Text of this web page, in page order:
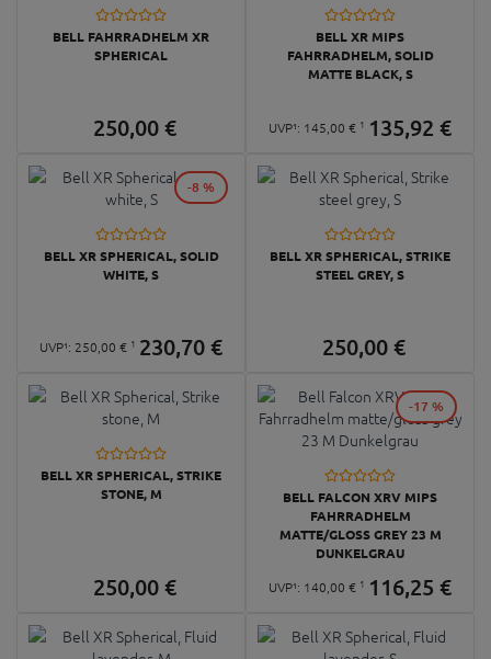
BELL FAHRRADHELM XR
SPHERICAL
250,00 €
BELL XR MIPS
FAHRRADHELM, SOLID
MATTE BLACK, S
UVP¹: 145, 00 € 1 135,92 €
BELL XR SPHERICAL, SOLID
WHITE, S
UVP¹: 250, 00 € 1 230,70€
-8 %
BELL XR SPHERICAL, STRIKE
STEEL GREY, S
250,00 €
BELL XR SPHERICAL, STRIKE
STONE, M
250,00 €
BELL FALCON XRV MIPS
FAHRRADHELM
MATTE/GLOSS GREY 23 M
DUNKELGRAU
UVP¹: 140, 00 € 1 116,25 €
-17 %